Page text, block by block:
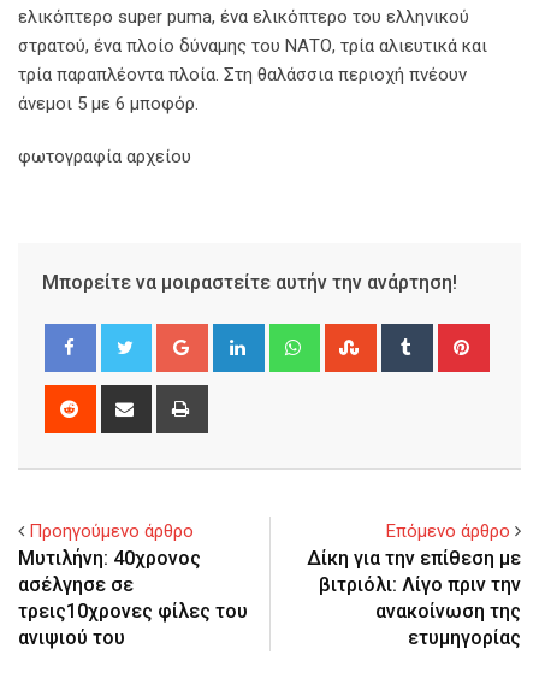
ελικόπτερο super puma, ένα ελικόπτερο του ελληνικού
στρατού, ένα πλοίο δύναμης του ΝΑΤΟ, τρία αλιευτικά και
τρία παραπλέοντα πλοία. Στη θαλάσσια περιοχή πνέουν
άνεμοι 5 με 6 μποφόρ.
φωτογραφία αρχείου
Μπορείτε να μοιραστείτε αυτήν την ανάρτηση!
Google+ LinkedIn WhatsappStumbleUpon
Tumblr
Reddit
Share
Προηγούμενο άρθρο
Μυτιλήνη: 40χρονος
ασέλγησε σε
τρεις10χρονες φίλες του
ανιψιού του
Επόμενο άρθρο
Δίκη για την επίθεση με
βιτριόλι: Λίγο πριν την
ανακοίνωση της
ετυμηγορίας